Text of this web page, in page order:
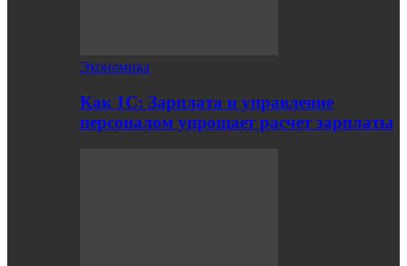
Экономика
Как 1С: Зарплата и управление
персоналом упрощает расчет зарплаты